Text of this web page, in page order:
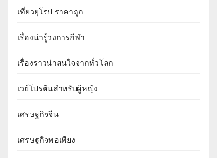
เที่ยวยุโรป ราคาถูก
เรื่องน่ารู้วงการกีฬา
เรื่องราวน่าสนใจจากทั่วโลก
เวย์โปรตีนสำหรับผู้หญิง
เศรษฐกิจจีน
เศรษฐกิจพอเพียง